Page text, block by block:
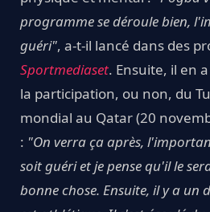
programme se déroule bien,
guéri", a-t-il lancé dans des
Sportmediaset. Ensuite, il en
la participation, ou non, du
mondial au Qatar (20
: "On verra ça après,
soit guéri et je pense qu'il le
bonne chose. Ensuite, il y a un